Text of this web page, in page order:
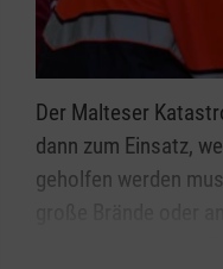
Der Malteser
dann zum Einsatz,
geholfen werden
die ehrenamtlichen